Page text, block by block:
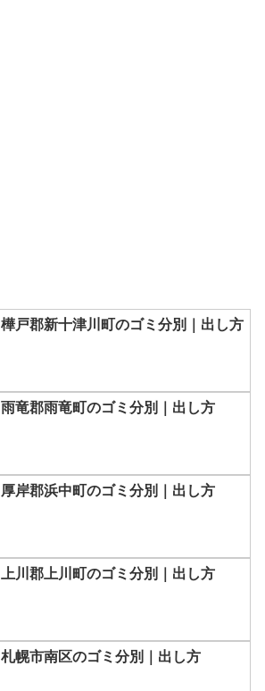
樺戸郡新十津川町のゴミ分別｜出し方
雨竜郡雨竜町のゴミ分別｜出し方
厚岸郡浜中町のゴミ分別｜出し方
上川郡上川町のゴミ分別｜出し方
札幌市南区のゴミ分別｜出し方